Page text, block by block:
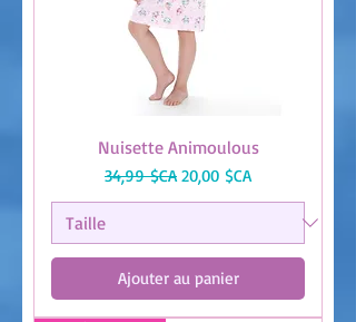
Nuisette Animoulous
Prix original
34,99 $CA Prix promotionnel
20,00 $CA
Ajouter au panier